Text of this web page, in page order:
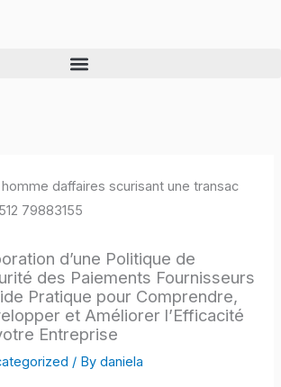
d’une Politique de
des Paiements Fournisseurs
Pratique pour Comprendre,
et Améliorer l’Efficacité
Entreprise
/ Bydaniela